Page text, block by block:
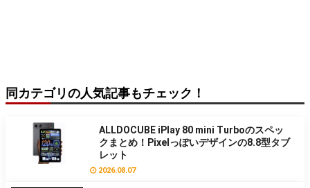
同カテゴリの人気記事もチェック！
ALLDOCUBE iPlay 80 mini Turboのスペッ
クまとめ！Pixelっぽいデザインの8.8型タブ
レット
2026.08.07